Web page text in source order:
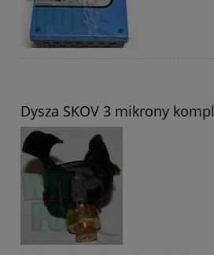
Dysza SKOV 3 mikrony